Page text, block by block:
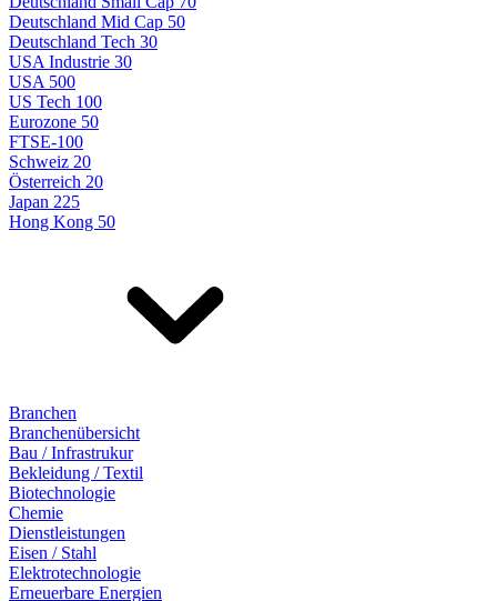
Deutschland Mid Cap 50
Deutschland Tech 30
USA Industrie 30
USA 500
US Tech 100
Eurozone 50
FTSE-100
Schweiz 20
Österreich 20
Japan 225
Hong Kong 50
Branchen
Branchenübersicht
Bau / Infrastrukur
Bekleidung / Textil
Biotechnologie
Chemie
Dienstleistungen
Eisen / Stahl
Elektrotechnologie
Erneuerbare Energien